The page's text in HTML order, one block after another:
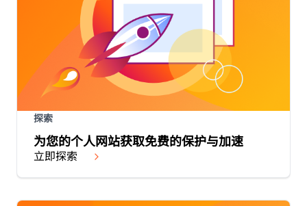
探索
为您的个人网站获取免费的保护与加速
立即探索